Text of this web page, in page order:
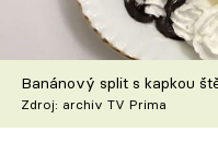
Škola vaření
Recepty z TV
Speciál: Cuketa
Banánový split s kapkou
Zdroj: archiv TV Prima